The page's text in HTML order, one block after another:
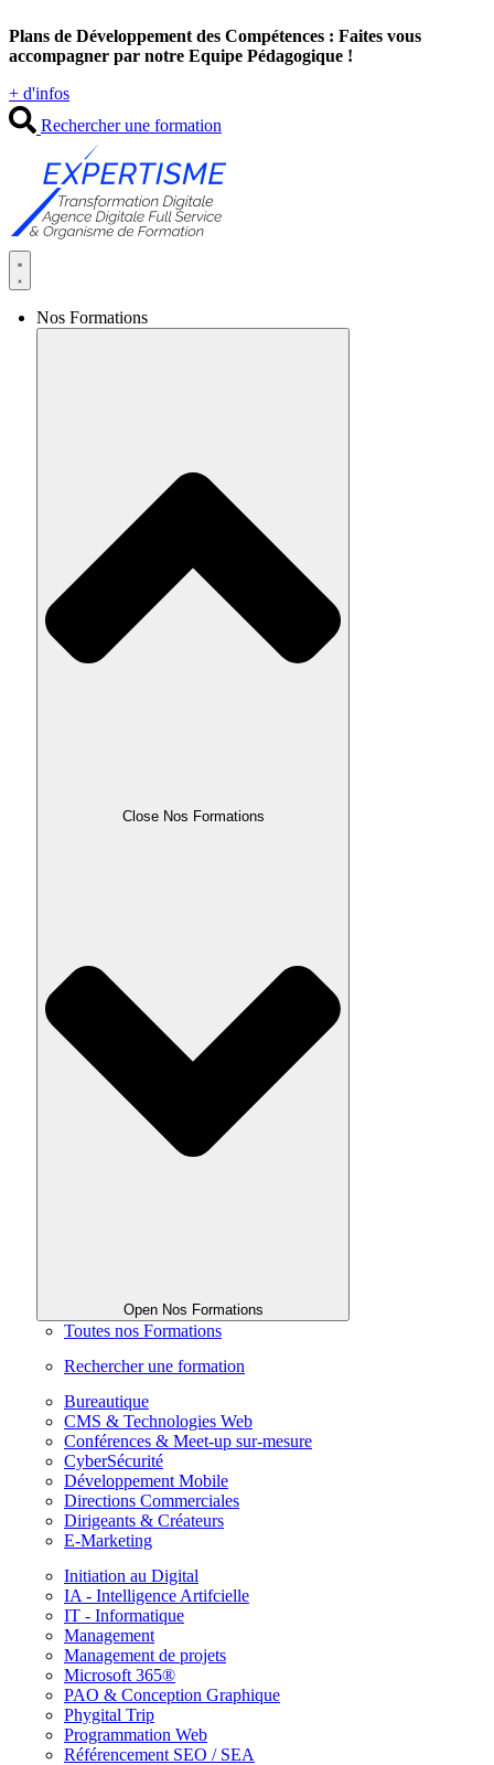
au
contenu
Plans de Développement des Compétences : Faites vous
accompagner par notre Equipe Pédagogique !
+ d'infos
Rechercher une formation
Nos Formations
Close Nos Formations
Open Nos Formations
Toutes nos Formations
Rechercher une formation
Bureautique
CMS & Technologies Web
Conférences & Meet-up sur-mesure
CyberSécurité
Développement Mobile
Directions Commerciales
Dirigeants & Créateurs
E-Marketing
Initiation au Digital
IA - Intelligence Artifcielle
IT - Informatique
Management
Management de projets
Microsoft 365®
PAO & Conception Graphique
Phygital Trip
Programmation Web
Référencement SEO / SEA